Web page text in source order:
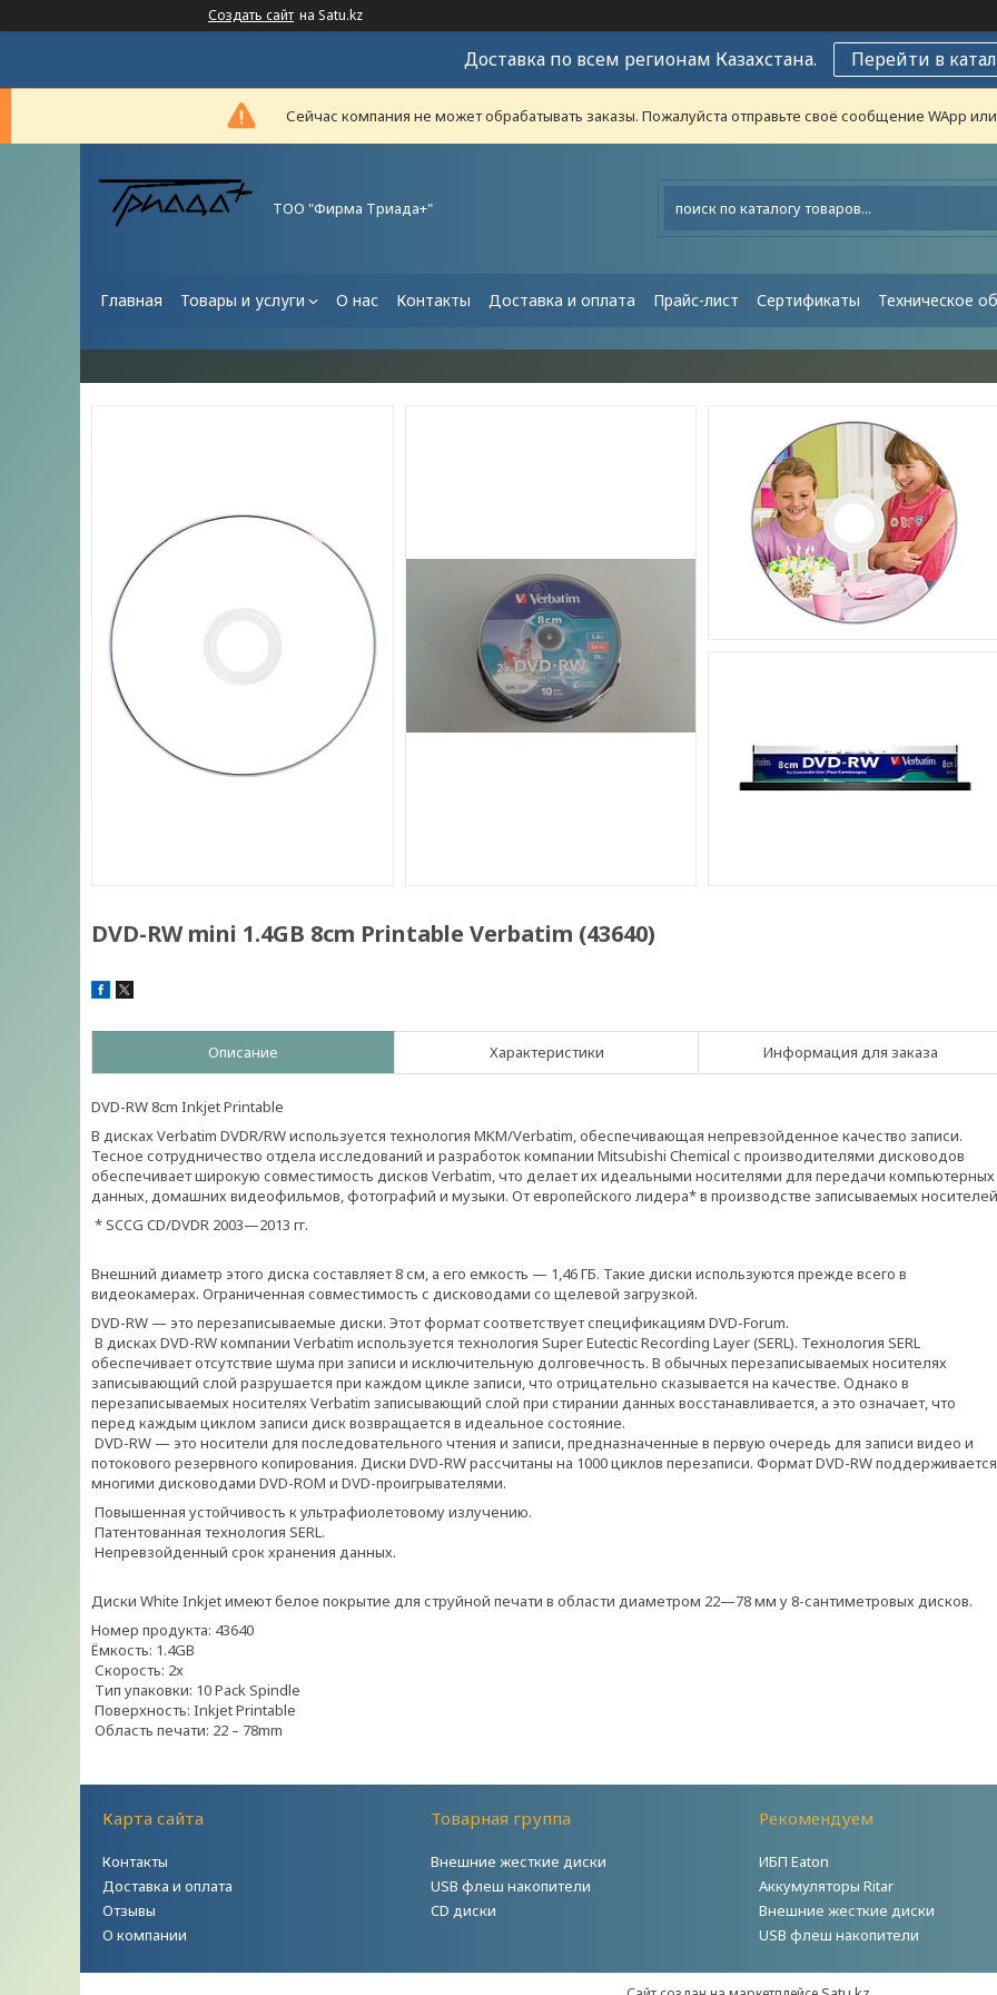
Создать сайт на Satu.kz
Доставка по всем регионам Казахстана. Перейти в
Сейчас компания не может обрабатывать заказы. Пожалуйста отправьте своё сообщение WApp
ТОО "Фирма Триада+"
Главная Товары и услуги О нас Контакты Доставка и оплата Прайс-лист Сертификаты Техническое
DVD-RW mini 1.4GB 8cm Printable Verbatim (43640)
Описание Характеристики Информация для заказа
DVD-RW 8cm Inkjet Printable
В дисках Verbatim DVDR/RW используется технология MKM/Verbatim, обеспечивающая непревзойденное качество записи.
Тесное сотрудничество отдела исследований и разработок компании Mitsubishi Chemical с производителями дисководов
обеспечивает широкую совместимость дисков Verbatim, что делает их идеальными носителями для передачи компьютерных
данных, домашних видеофильмов, фотографий и музыки. От европейского лидера* в производстве записываемых носителей
* SCCG CD/DVDR 2003—2013 гг.
Внешний диаметр этого диска составляет 8 см, а его емкость — 1,46 ГБ. Такие диски используются прежде всего в
видеокамерах. Ограниченная совместимость с дисководами со щелевой загрузкой.
DVD-RW — это перезаписываемые диски. Этот формат соответствует спецификациям DVD-Forum.
В дисках DVD-RW компании Verbatim используется технология Super Eutectic Recording Layer (SERL). Технология SERL
обеспечивает отсутствие шума при записи и исключительную долговечность. В обычных перезаписываемых носителях
записывающий слой разрушается при каждом цикле записи, что отрицательно сказывается на качестве. Однако в
перезаписываемых носителях Verbatim записывающий слой при стирании данных восстанавливается, а это означает, что
перед каждым циклом записи диск возвращается в идеальное состояние.
DVD-RW — это носители для последовательного чтения и записи, предназначенные в первую очередь для записи видео и
потокового резервного копирования. Диски DVD-RW рассчитаны на 1000 циклов перезаписи. Формат DVD-RW поддерживается
многими дисководами DVD-ROM и DVD-проигрывателями.
Повышенная устойчивость к ультрафиолетовому излучению.
Патентованная технология SERL.
Непревзойденный срок хранения данных.
Диски White Inkjet имеют белое покрытие для струйной печати в области диаметром 22—78 мм у 8-сантиметровых дисков.
Номер продукта: 43640
Ёмкость: 1.4GB
Скорость: 2x
Тип упаковки: 10 Pack Spindle
Поверхность: Inkjet Printable
Область печати: 22 – 78mm
Карта сайта
Контакты
Доставка и оплата
Отзывы
О компании
Товарная группа
Внешние жесткие диски
USB флеш накопители
CD диски
Рекомендуем
ИБП Eaton
Аккумуляторы Ritar
Внешние жесткие диски
USB флеш накопители